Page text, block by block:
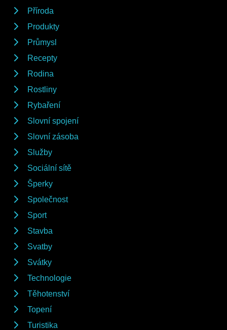
Příroda
Produkty
Průmysl
Recepty
Rodina
Rostliny
Rybaření
Slovní spojení
Slovní zásoba
Služby
Sociální sítě
Šperky
Společnost
Sport
Stavba
Svatby
Svátky
Technologie
Těhotenství
Topení
Turistika